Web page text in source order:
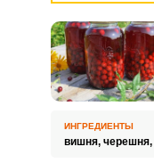
ИНГРЕДИЕНТЫ
вишня, черешня,